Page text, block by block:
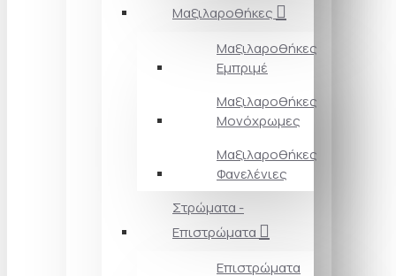
Μαξιλαροθήκες
Μαξιλαροθήκες
Εμπριμέ
Μαξιλαροθήκες
Μονόχρωμες
Μαξιλαροθήκες
Φανελένιες
Στρώματα -
Επιστρώματα
Επιστρώματα